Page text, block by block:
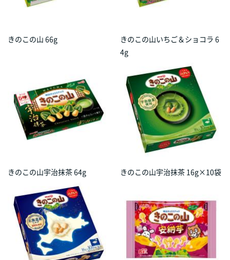
きのこの山 66g
きのこの山いちご＆ショコラ 6
4g
きのこの山宇治抹茶 64g きのこの山宇治抹茶 16g×10袋